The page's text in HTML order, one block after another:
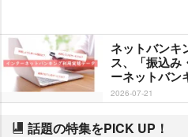
ネットバンキ
ス、「振込
ーネットバン
2026-07-21
話題の特集をPICK UP！